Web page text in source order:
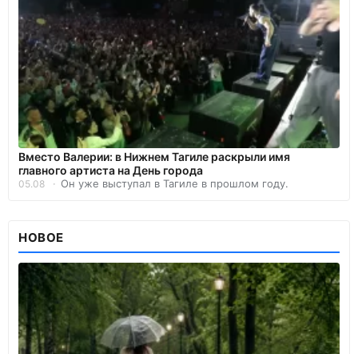
Вместо Валерии: в Нижнем Тагиле раскрыли имя
главного артиста на День города
05.08 Он уже выступал в Тагиле в прошлом году.
НОВОЕ